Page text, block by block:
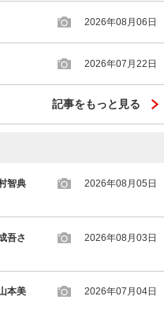
2026年08月06日
2026年07月22日
記事をもっと見る
智典
2026年08月05日
吾さ
2026年08月03日
本美
2026年07月04日